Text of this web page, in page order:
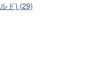
ド) (29)